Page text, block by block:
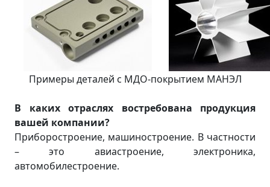
Примеры деталей с МДО-покрытием МАНЭЛ
В каких отраслях востребована продукция
вашей компании?
Приборостроение, машиностроение. В частности
– это авиастроение, электроника,
автомобилестроение.